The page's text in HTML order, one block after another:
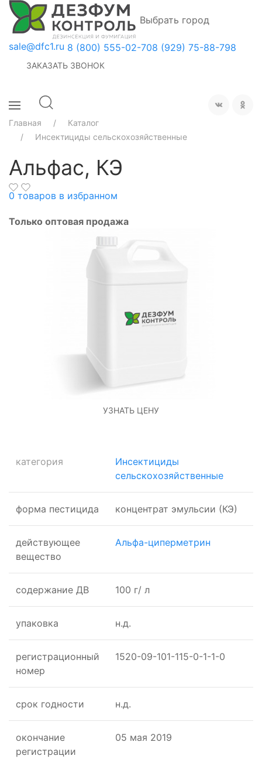
Выбрать город
sale@dfc1.ru 8 (800) 555-02-708 (929) 75-88-798
ЗАКАЗАТЬ ЗВОНОК
Главная
Каталог
Инсектициды сельскохозяйственные
Альфас, КЭ
0 товаров в избранном
Только оптовая продажа
УЗНАТЬ ЦЕНУ
категория
Инсектициды
сельскохозяйственные
форма пестицида концентрат эмульсии (КЭ)
действующее
вещество
Альфа-циперметрин
cодержание ДВ 100 г/ л
упаковка н.д.
регистрационный
номер
1520-09-101-115-0-1-1-0
срок годности н.д.
окончание
регистрации
05 мая 2019